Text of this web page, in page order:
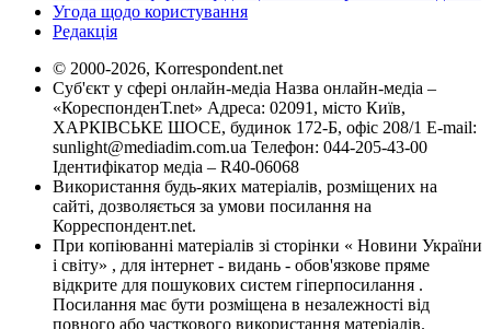
Угода щодо користування
Редакція
© 2000-2026, Korrespondent.net
Суб'єкт у сфері онлайн-медіа Назва онлайн-медіа –
«КореспонденТ.net» Адреса: 02091, місто Київ,
ХАРКІВСЬКЕ ШОСЕ, будинок 172-Б, офіс 208/1 E-mail:
sunlight@mediadim.com.ua Телефон: 044-205-43-00
Ідентифікатор медіа – R40-06068
Використання будь-яких матеріалів, розміщених на
сайті, дозволяється за умови посилання на
Корреспондент.net.
При копіюванні матеріалів зі сторінки « Новини України
і світу» , для інтернет - видань - обов'язкове пряме
відкрите для пошукових систем гіперпосилання .
Посилання має бути розміщена в незалежності від
повного або часткового використання матеріалів.